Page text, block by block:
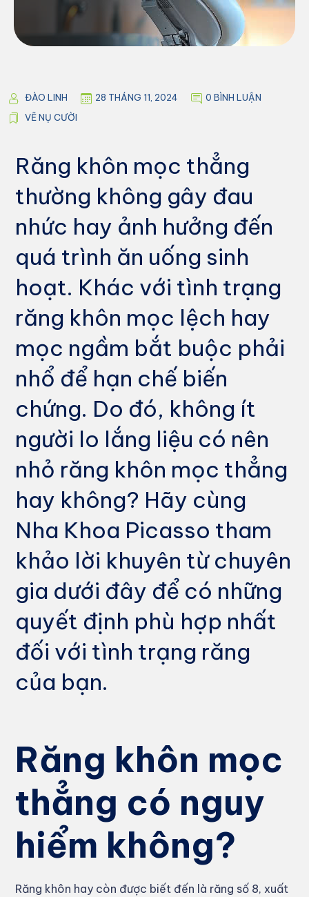
ĐÀO LINH 28 THÁNG 11, 2024
0 BÌNH LUẬN
VẼ NỤ CƯỜI
Răng khôn mọc thẳng
thường không gây đau
nhức hay ảnh hưởng đến
quá trình ăn uống sinh
hoạt. Khác với tình trạng
răng khôn mọc lệch hay
mọc ngầm bắt buộc phải
nhổ để hạn chế biến
chứng. Do đó, không ít
người lo lắng liệu có nên
nhỏ răng khôn mọc thẳng
hay không? Hãy cùng
Nha Khoa Picasso tham
khảo lời khuyên từ chuyên
gia dưới đây để có những
quyết định phù hợp nhất
đối với tình trạng răng
của bạn.
Răng khôn mọc
thẳng có nguy
hiểm không?
Răng khôn hay còn được biết đến là răng số 8, xuất